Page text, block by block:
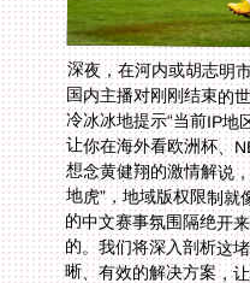
深夜，在河内或胡志明
国内主播对刚刚结束的
冷冰冰地提示“当前IP
让你在海外看欧洲杯、
想念黄健翔的激情解说
地虎”，地域版权限制
的中文赛事氛围隔绝开
的。我们将深入剖析
晰、有效的解决方案，